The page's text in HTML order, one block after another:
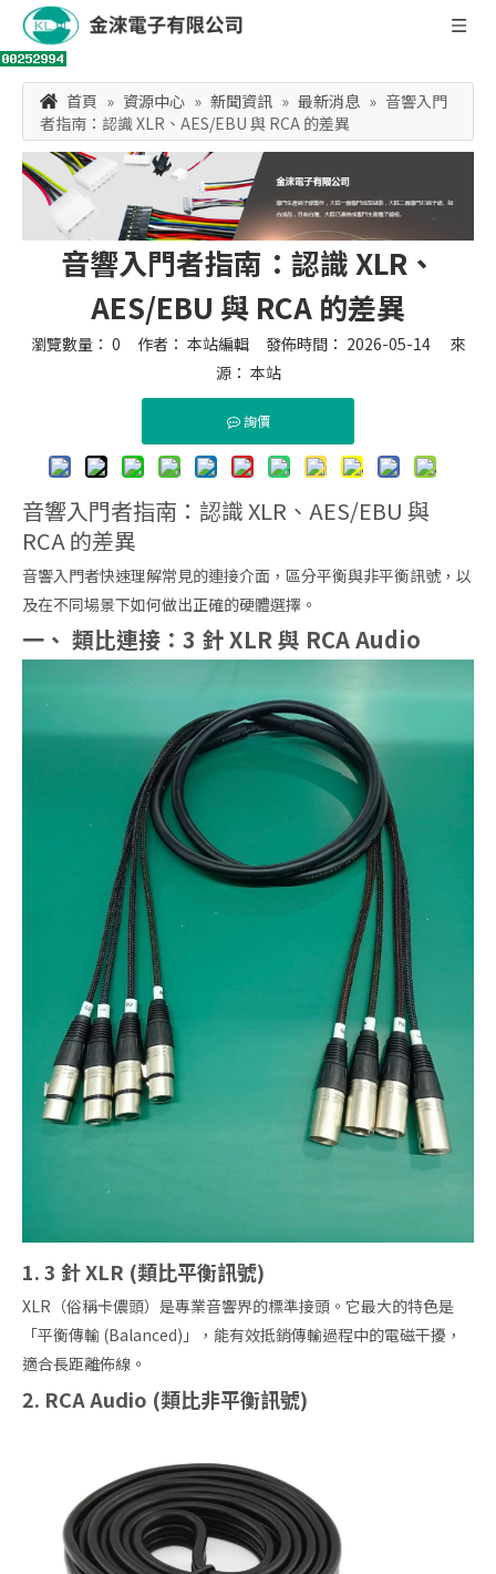
首頁 » 資源中心 » 新聞資訊 » 最新消息 » 音響入門
者指南：認識 XLR、AES/EBU 與 RCA 的差異
音響入門者指南：認識 XLR、
AES/EBU 與 RCA 的差異
瀏覽數量： 0 作者： 本站編輯 發佈時間： 2026-05-14 來
源： 本站
詢價
音響入門者指南：認識 XLR、AES/EBU 與
RCA 的差異
音響入門者快速理解常見的連接介面，區分平衡與非平衡訊號，以
及在不同場景下如何做出正確的硬體選擇。
一、 類比連接：3 針 XLR 與 RCA Audio
1. 3 針 XLR (類比平衡訊號)
XLR（俗稱卡儂頭）是專業音響界的標準接頭。它最大的特色是
「平衡傳輸 (Balanced)」，能有效抵銷傳輸過程中的電磁干擾，
適合長距離佈線。
2. RCA Audio (類比非平衡訊號)